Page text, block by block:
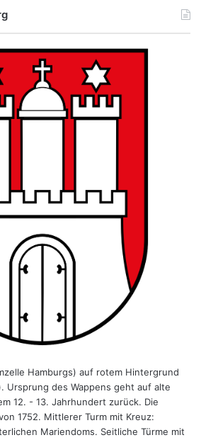
Hamburgs) auf rotem Hintergrund
Ursprung des Wappens geht auf alte
12. - 13. Jahrhundert zurück. Die
1752. Mittlerer Turm mit Kreuz:
Mariendoms. Seitliche Türme mit